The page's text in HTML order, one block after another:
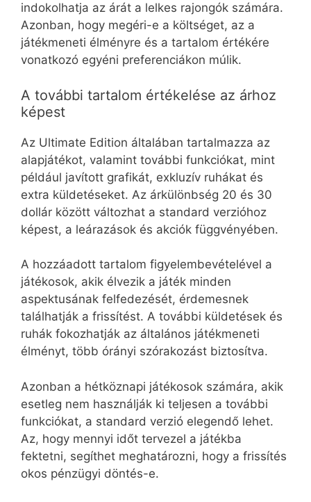
indokolhatja az árát a lelkes rajongók számára.
Azonban, hogy megéri-e a költséget, az a
játékmeneti élményre és a tartalom értékére
vonatkozó egyéni preferenciákon múlik.
A további tartalom értékelése az árhoz
képest
Az Ultimate Edition általában tartalmazza az
alapjátékot, valamint további funkciókat, mint
például javított grafikát, exkluzív ruhákat és
extra küldetéseket. Az árkülönbség 20 és 30
dollár között változhat a standard verzióhoz
képest, a leárazások és akciók függvényében.
A hozzáadott tartalom figyelembevételével a
játékosok, akik élvezik a játék minden
aspektusának felfedezését, érdemesnek
találhatják a frissítést. A további küldetések és
ruhák fokozhatják az általános játékmeneti
élményt, több órányi szórakozást biztosítva.
Azonban a hétköznapi játékosok számára, akik
esetleg nem használják ki teljesen a további
funkciókat, a standard verzió elegendő lehet.
Az, hogy mennyi időt tervezel a játékba
fektetni, segíthet meghatározni, hogy a frissítés
okos pénzügyi döntés-e.